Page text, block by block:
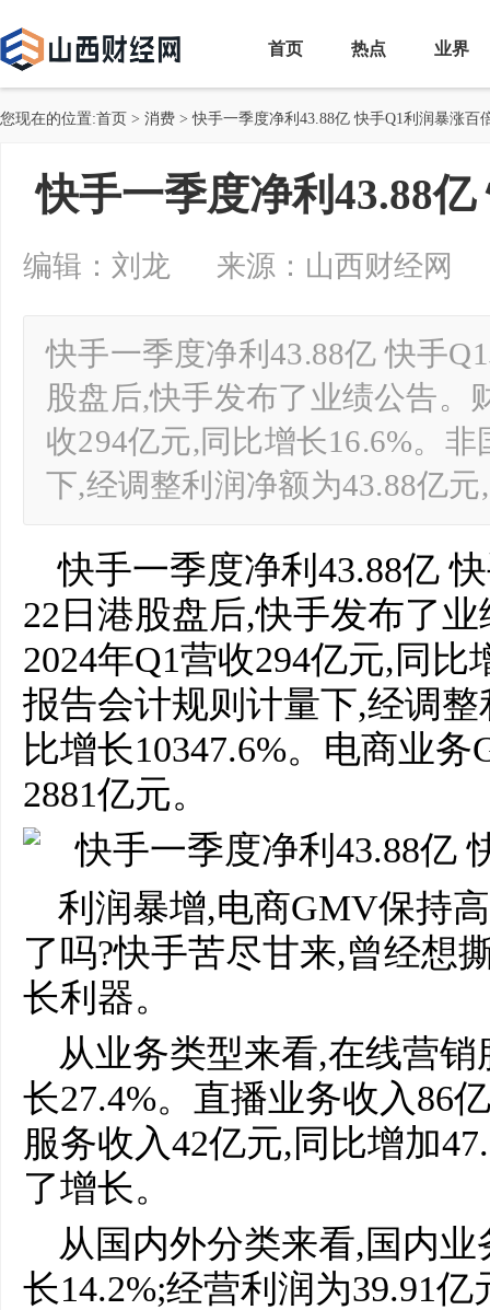
首页 热点 业界
您现在的位置:首页 > 消费 > 快手一季度净利43.88亿 快手Q1利润暴涨百
快手一季度净利43.88
编辑：刘龙 来源：山西财经网
快手一季度净利43.88亿 快手
股盘后,快手发布了业绩公告。
收294亿元,同比增长16.6%。
下,经调整利润净额为43.88亿
快手一季度净利43.88亿
22日港股盘后,快手发布了
2024年Q1营收294亿元,同
报告会计规则计量下,经调
比增长10347.6%。电商业
2881亿元。
利润暴增,电商GMV保持
了吗?快手苦尽甘来,曾经想
长利器。
从业务类型来看,在线营
长27.4%。直播业务收入86
服务收入42亿元,同比增加
了增长。
从国内外分类来看,国内
长14.2%;经营利润为39.91